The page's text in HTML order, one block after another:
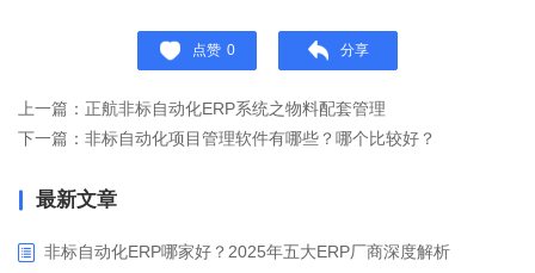
点赞 0 分享
上一篇：正航非标自动化ERP系统之物料配套管理
下一篇：非标自动化项目管理软件有哪些？哪个比较好？
最新文章
非标自动化ERP哪家好？2025年五大ERP厂商深度解析